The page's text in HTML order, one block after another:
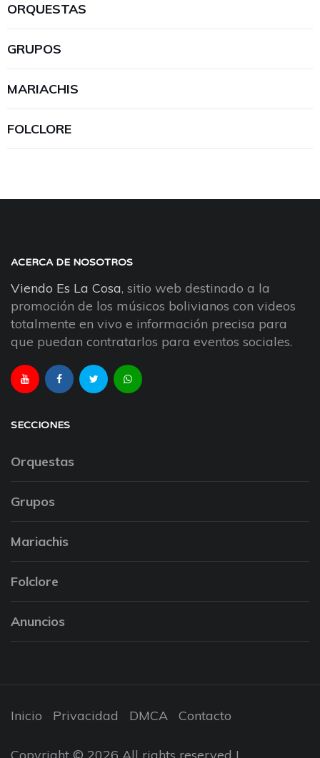
ORQUESTAS
GRUPOS
MARIACHIS
FOLCLORE
ACERCA DE NOSOTROS
Viendo Es La Cosa, sitio web destinado a la
promoción de los músicos bolivianos con videos
totalmente en vivo e información precisa para
que puedan contratarlos para eventos sociales.
SECCIONES
Orquestas
Grupos
Mariachis
Folclore
Anuncios
Inicio Privacidad DMCA Contacto